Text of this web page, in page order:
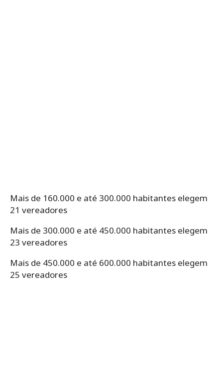
Mais de 160.000 e até 300.000 habitantes elegem
21 vereadores
Mais de 300.000 e até 450.000 habitantes elegem
23 vereadores
Mais de 450.000 e até 600.000 habitantes elegem
25 vereadores